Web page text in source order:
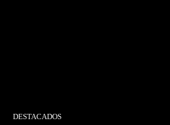
DESTACADOS